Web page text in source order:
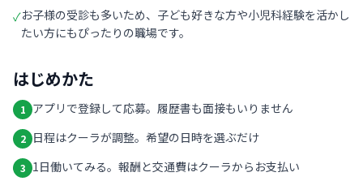
✓お子様の受診も多いため、子ども好きな方や小児科経験を活かし
たい方にもぴったりの職場です。
はじめかた
1 アプリで登録して応募。履歴書も面接もいりません
2 日程はクーラが調整。希望の日時を選ぶだけ
3 1日働いてみる。報酬と交通費はクーラからお支払い